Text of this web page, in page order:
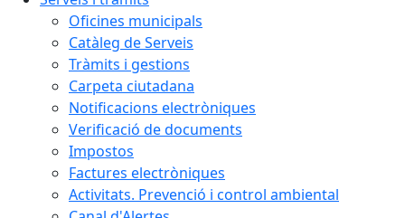
Oficines municipals
Catàleg de Serveis
Tràmits i gestions
Carpeta ciutadana
Notificacions electròniques
Verificació de documents
Impostos
Factures electròniques
Activitats. Prevenció i control ambiental